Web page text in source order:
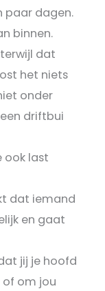
paar dagen.
binnen.
dat
het niets
onder
driftbui
ook last
dat iemand
en gaat
jij je hoofd
om jou